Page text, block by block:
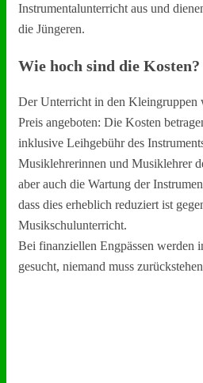
Instrumentalunterricht aus und
die Jüngeren.
Wie hoch sind die Kosten?
Der Unterricht in den Kleingruppen
Preis angeboten: Die Kosten
inklusive Leihgebühr des
Musiklehrerinnen und Musiklehrer
aber auch die Wartung der
dass dies erheblich reduziert ist
Musikschulunterricht.
Bei finanziellen Engpässen werden
gesucht, niemand muss